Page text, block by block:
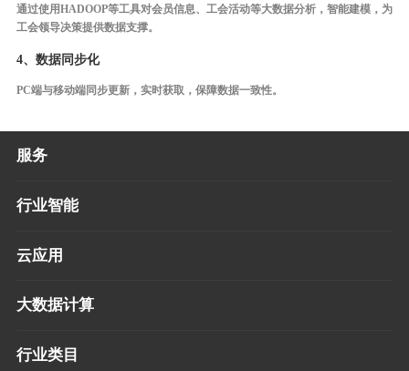
通过使用HADOOP等工具对会员信息、工会活动等大数据分析，智能建模，为
工会领导决策提供数据支撑。
4、数据同步化
PC端与移动端同步更新，实时获取，保障数据一致性。
服务
行业智能
云应用
大数据计算
行业类目